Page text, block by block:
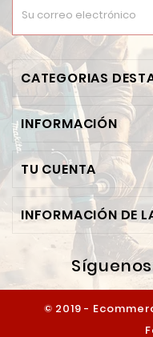
CATEGORIAS
INFORMACIÓN
TU CUENTA
INFORMACIÓN DE
Síguenos
© 2019 -